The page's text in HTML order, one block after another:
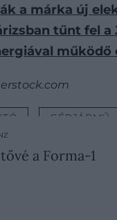
a márka új
tűnt fel
működő
GÉPJÁRMŰ
a Forma-1